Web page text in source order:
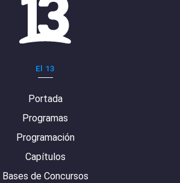
El 13
Portada
Programas
Programación
Capítulos
Bases de Concursos